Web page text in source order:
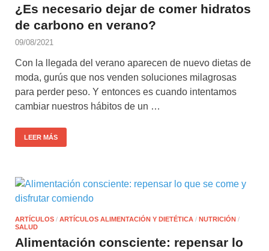
¿Es necesario dejar de comer hidratos
de carbono en verano?
09/08/2021
Con la llegada del verano aparecen de nuevo dietas de
moda, gurús que nos venden soluciones milagrosas
para perder peso. Y entonces es cuando intentamos
cambiar nuestros hábitos de un …
LEER MÁS
ARTÍCULOS / ARTÍCULOS ALIMENTACIÓN Y DIETÉTICA / NUTRICIÓN /
SALUD
Alimentación consciente: repensar lo